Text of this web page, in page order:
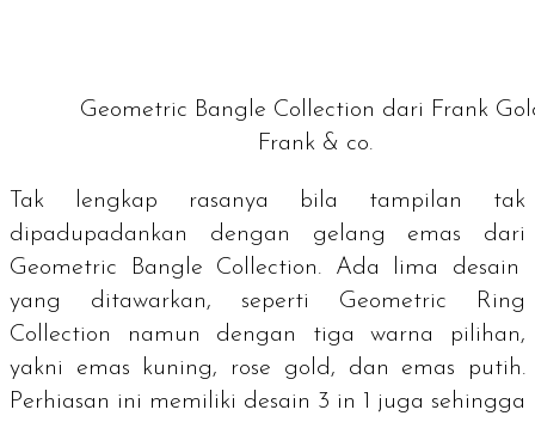
Geometric Bangle Collection dari Frank
Frank & co.
Tak lengkap rasanya bila tampilan tak
dipadupadankan dengan gelang emas dari
Geometric Bangle Collection. Ada lima desain
yang ditawarkan, seperti Geometric Ring
Collection namun dengan tiga warna pilihan,
yakni emas kuning, rose gold, dan emas putih.
Perhiasan ini memiliki desain 3 in 1 juga sehingga